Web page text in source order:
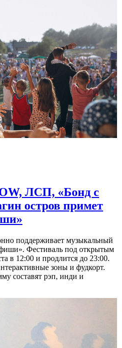
ЛСП, «Бонд с
остров примет
поддерживает музыкальный
Фестиваль под открытым
в 12:00 и продлится до 23:00.
зоны и фудкорт.
составят рэп, инди и